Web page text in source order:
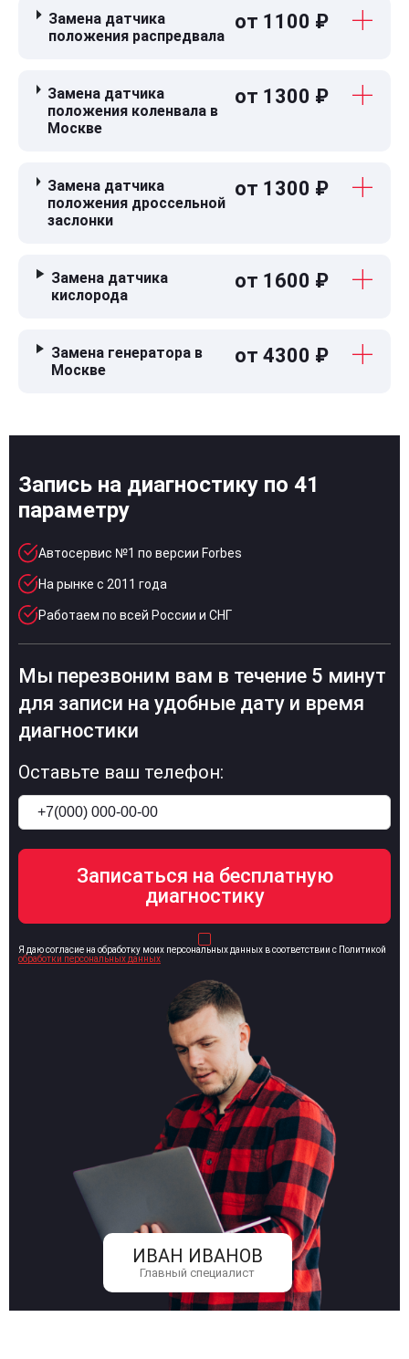
Замена датчика
положения распредвала
от 1100 ₽
Замена датчика
положения коленвала в
Москве
от 1300 ₽
Замена датчика
положения дроссельной
заслонки
от 1300 ₽
Замена датчика
кислорода
от 1600 ₽
Замена генератора в
Москве
от 4300 ₽
Запись на диагностику по 41
параметру
Автосервис №1 по версии Forbes
На рынке с 2011 года
Работаем по всей России и СНГ
ИВАН ИВАНОВ
Главный специалист
Мы перезвоним вам в течение 5 минут
для записи на удобные дату и время
диагностики
Оставьте ваш телефон:
Я даю согласие на обработку моих персональных данных в соответствии с Политикой
обработки персональных данных